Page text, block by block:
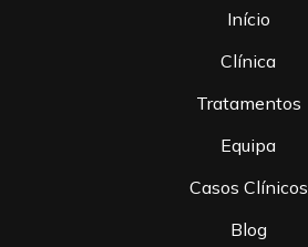
Início
Clínica
Tratamentos
Equipa
Casos Clínicos
Blog